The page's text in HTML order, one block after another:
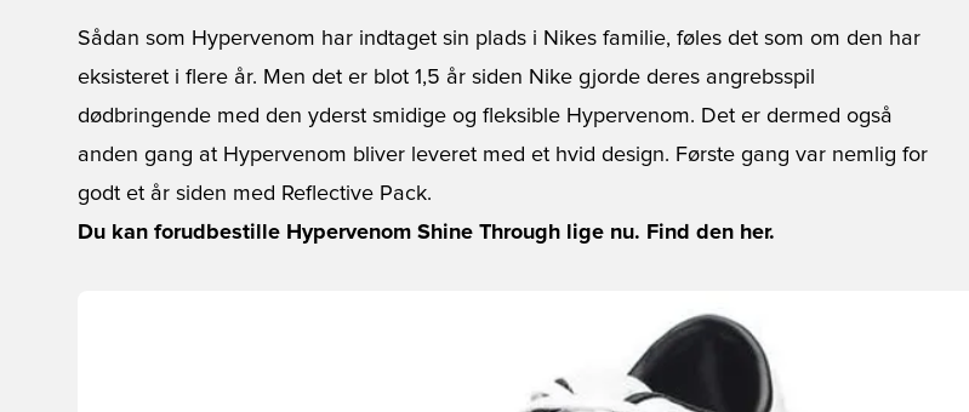
Sådan som Hypervenom har indtaget sin plads i Nikes familie, føles det som om den har
eksisteret i flere år. Men det er blot 1,5 år siden Nike gjorde deres angrebsspil
dødbringende med den yderst smidige og fleksible Hypervenom. Det er dermed også
anden gang at Hypervenom bliver leveret med et hvid design. Første gang var nemlig for
godt et år siden med Reflective Pack.
Du kan forudbestille Hypervenom Shine Through lige nu. Find den her.